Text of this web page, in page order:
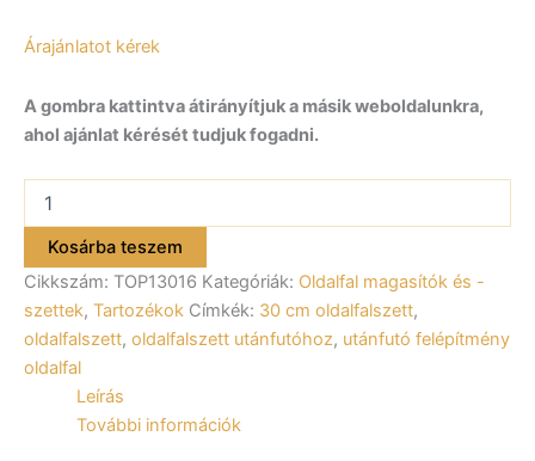
Árajánlatot kérek
A gombra kattintva átirányítjuk a másik weboldalunkra,
ahol ajánlat kérését tudjuk fogadni.
cm-
ALFA
13016,
23016,
43016
utánfutókhoz
mennyiség
Kosárba teszem
Cikkszám: TOP13016 Kategóriák: Oldalfal magasítók és -
szettek, Tartozékok Címkék: 30 cm oldalfalszett,
oldalfalszett, oldalfalszett utánfutóhoz, utánfutó felépítmény
oldalfal
Leírás
További információk